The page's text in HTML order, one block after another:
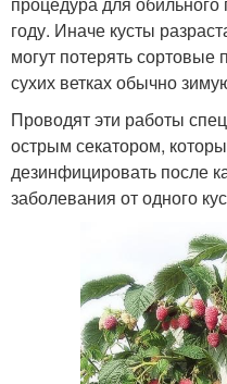
году. Иначе кусты
могут потерять сортовые
сухих ветках обычно
Проводят эти работы
острым секатором,
дезинфицировать после
заболевания от одного